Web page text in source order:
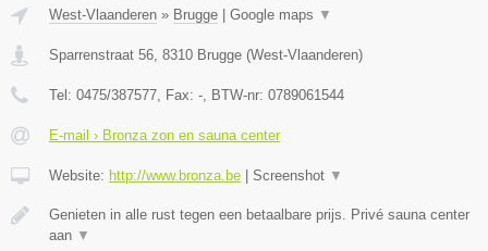
West-Vlaanderen » Brugge Google maps ▼
Sparrenstraat 56, 8310 Brugge (West-Vlaanderen)
Tel: 0475/387577, Fax: -, BTW-nr: 0789061544
E-mail › Bronza zon en sauna center
Website: http://www.bronza.be Screenshot ▼
Genieten in alle rust tegen een betaalbare prijs. Privé sauna center
aan ▼